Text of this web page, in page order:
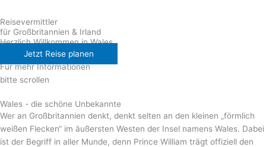
Reisevermittler
für Großbritannien & Irland
Herzlich Willkommen in Wales
Jetzt Reise planen
Für mehr Informationen
bitte scrollen
Wales - die schöne Unbekannte
Wer an Großbritannien denkt, denkt selten an den kleinen „förmlich
weißen Flecken“ im äußersten Westen der Insel namens Wales. Dabei
ist der Begriff in aller Munde, denn Prince William trägt offiziell den